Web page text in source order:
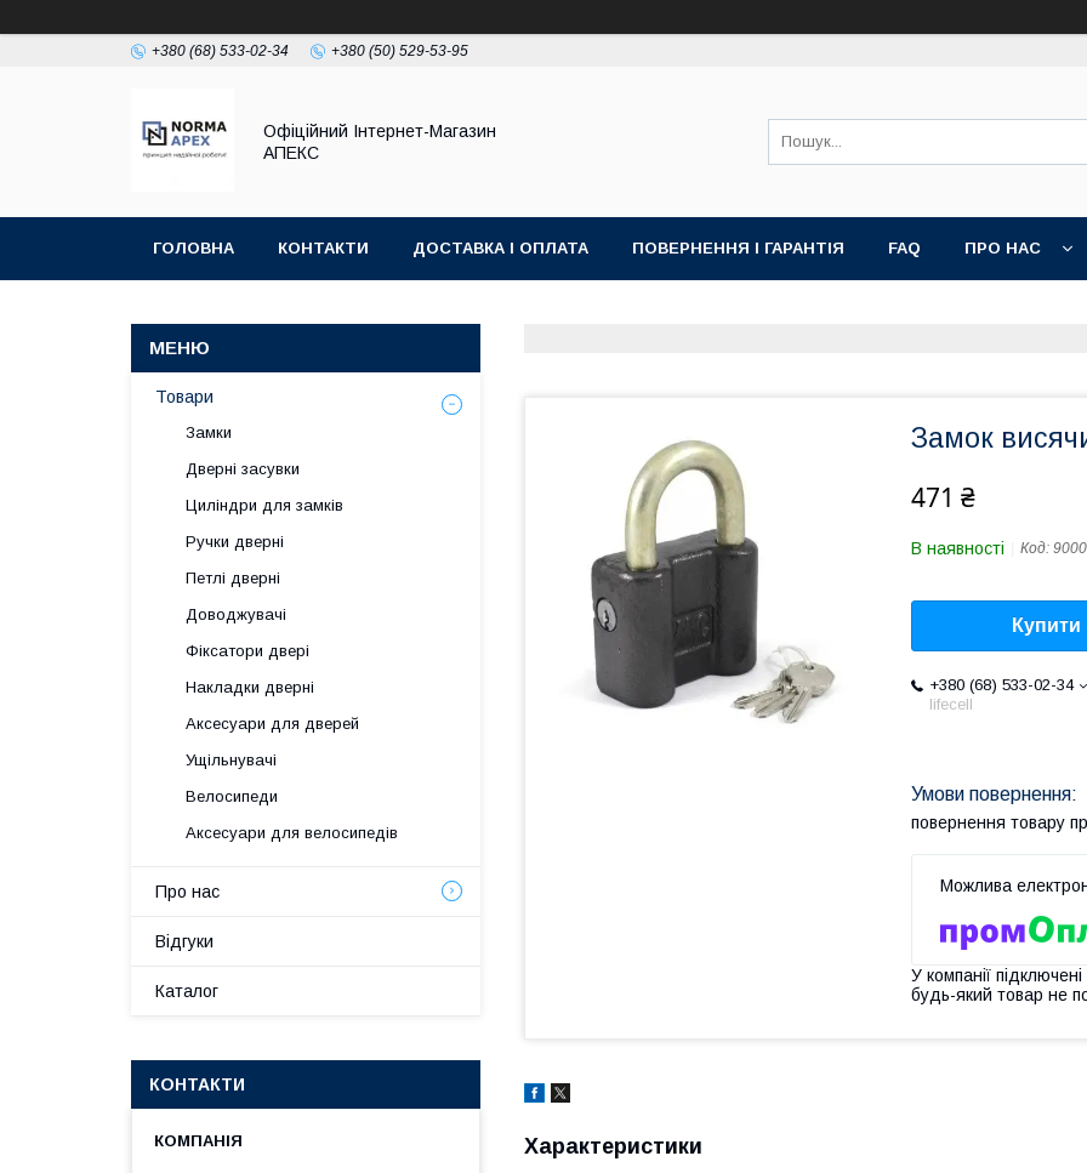
+380 (68) 533-02-34 +380 (50) 529-53-95
Офіційний Інтернет-Магазин
АПЕКС
ГОЛОВНА КОНТАКТИ ДОСТАВКА І ОПЛАТА ПОВЕРНЕННЯ І ГАРАНТІЯ FAQ ПРО НАС
Замок
471 ₴
В наявності Код:
Купити
+380 (68) 533-02-34
lifecell
повернення товару
У компанії
будь-який товар не
Характеристики
Товари
Замки
Дверні засувки
Циліндри для замків
Ручки дверні
Петлі дверні
Доводжувачі
Фіксатори двері
Накладки дверні
Аксесуари для дверей
Ущільнувачі
Велосипеди
Аксесуари для велосипедів
Про нас
Відгуки
Каталог
КОНТАКТИ